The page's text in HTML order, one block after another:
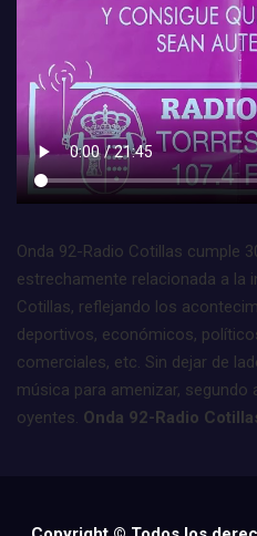
Onda 92-Radio Cotillas cumple
estrechamente relacionada a la
Cotillas, reflejando los
deportivos, económicos,
comerciales, etc. Sin dejar de
música para amenizar, segundo
oyentes. Onda 92-Radio